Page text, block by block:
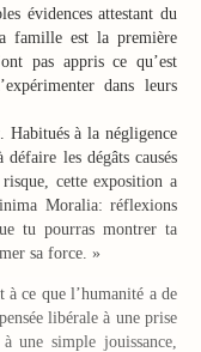
évidences attestant du
famille est la première
pas appris ce qu’est
dans leurs
Habitués à la négligence
les dégâts causés
cette exposition a
Moralia: réflexions
tu pourras montrer ta
sa force. »
à ce que l’humanité a de
libérale à une prise
une simple jouissance,